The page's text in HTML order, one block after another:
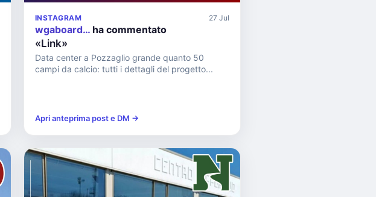
INSTAGRAM 27 Jul
wgaboard… ha commentato
«Link»
Data center a Pozzaglio grande quanto 50
campi da calcio: tutti i dettagli del progetto...
Apri anteprima post e DM →